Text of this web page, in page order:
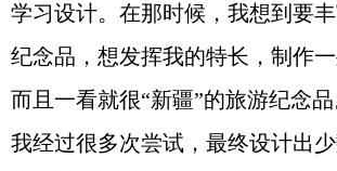
学习设计。在那时候，我想到要
纪念品，想发挥我的特长，制作一
而且一看就很“新疆”的旅游纪念品
我经过很多次尝试，最终设计出